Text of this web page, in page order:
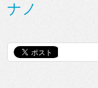
ナノ